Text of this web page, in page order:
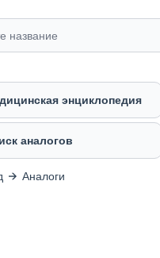
энциклопедия
аналогов
Аналоги